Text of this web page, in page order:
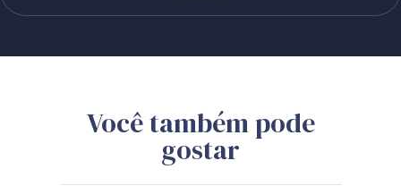
Você também pode
gostar